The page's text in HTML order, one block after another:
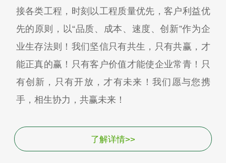
接各类工程，时刻以工程质量优先，客户利益优
先的原则，以“品质、成本、速度、创新”作为企
业生存法则！我们坚信只有共生，只有共赢，才
能正真的赢！只有客户价值才能使企业常青！只
有创新，只有开放，才有未来！我们愿与您携
手，相生协力，共赢未来！
了解详情>>